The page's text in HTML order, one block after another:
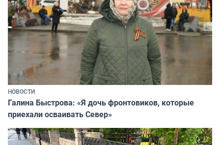
НОВОСТИ
Галина Быстрова: «Я дочь фронтовиков, которые
приехали осваивать Север»